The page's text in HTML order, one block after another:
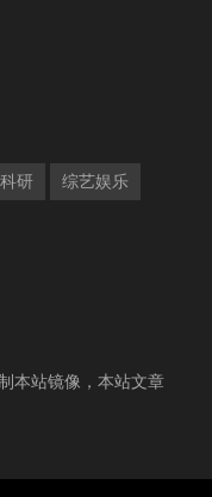
研 综艺娱乐
本站镜像，本站文章